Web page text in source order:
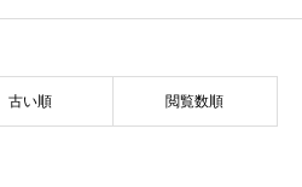
古い順 閲覧数順